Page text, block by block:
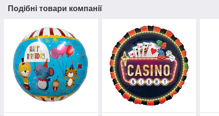
Подібні товари компанії